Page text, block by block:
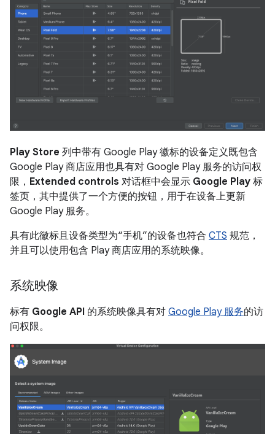
Play Store 列中带有 Google Play 徽标的设备定义既包含
Google Play 商店应用也具有对 Google Play 服务的访问权
限， Extended controls 对话框中会显示 Google Play 标
签页，其中提供了一个方便的按钮，用于在设备上更新
Google Play 服务。
具有此徽标且设备类型为“手机”的设备也符合 CTS 规范，
并且可以使用包含 Play 商店应用的系统映像。
系统映像
标有 Google API 的系统映像具有对 Google Play 服务的访
问权限。